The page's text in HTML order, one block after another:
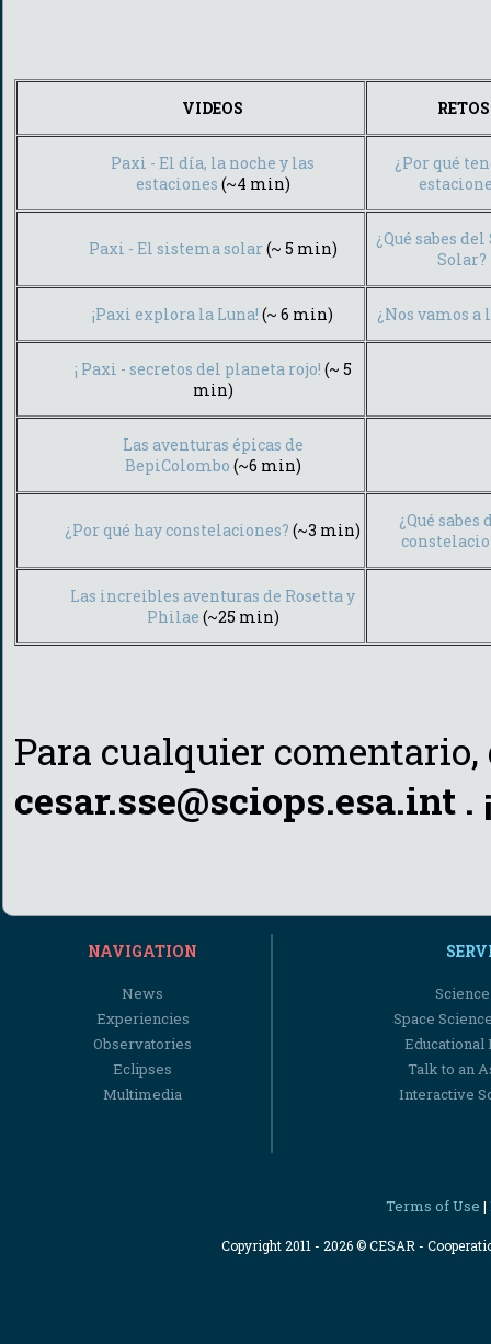
VIDEOS RETOS
Paxi - El día, la noche y las
estaciones (~4 min)
¿Por qué
Paxi - El sistema solar(~ 5 min)
¿Qué sabes
Solar?
¡Paxi explora la Luna! (~ 6 min) ¿Nos vamos a
¡ Paxi - secretos del planeta rojo! (~ 5
min)
Las aventuras épicas de
BepiColombo (~6 min)
¿Por qué hay constelaciones? (~3 min)
¿Qué sabes
Las increibles aventuras de Rosetta y
Philae (~25 min)
Para cualquier
cesar.sse@sciops.esa.int .
NAVIGATION
News
Experiencies
Observatories
Eclipses
Multimedia
Space
Educational
Talk to an
Interactive
Terms of Use |
Copyright 2011 - 2026 © CESAR -